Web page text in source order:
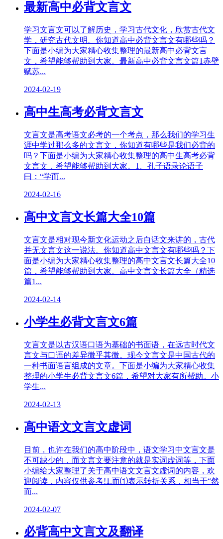
最新高中必背文言文
学习文言文可以了解历史，学习古代文化，欣赏古代文
学，研究古代文明。你知道高中必背文言文有哪些吗？
下面是小编为大家精心收集整理的最新高中必背文言
文，希望能够帮助到大家。最新高中必背文言文篇1赤壁
赋苏...
2024-02-19
高中生高考必背文言文
文言文是高考语文必考的一个考点，那么我们的学习生
涯中学过那么多的文言文，你知道有哪些是我们必背的
吗？下面是小编为大家精心收集整理的高中生高考必背
文言文，希望能够帮助到大家。1、孔子语录论语子
曰：“学而...
2024-02-16
高中文言文长篇大全10篇
文言文是相对现今新文化运动之后白话文来讲的，古代
并无文言文这一说法。你知道高中文言文有哪些吗？下
面是小编为大家精心收集整理的高中文言文长篇大全10
篇，希望能够帮助到大家。高中文言文长篇大全（精选
篇1...
2024-02-14
小学生必背文言文6篇
文言文是以古汉语口语为基础的书面语，在远古时代文
言文与口语的差异微乎其微。现今文言文是中国古代的
一种书面语言组成的文章。下面是小编为大家精心收集
整理的小学生必背文言文6篇，希望对大家有所帮助。小
学生...
2024-02-13
高中语文文言文虚词
目前，也许在我们的高中阶段中，语文学习中文言文是
不可缺少的，而文言文要注意的就是实词虚词等，下面
小编给大家整理了关于高中语文文言文虚词的内容，欢
迎阅读，内容仅供参考!1.而⑴表示转折关系，相当于“然
而...
2024-02-07
必背高中文言文及翻译